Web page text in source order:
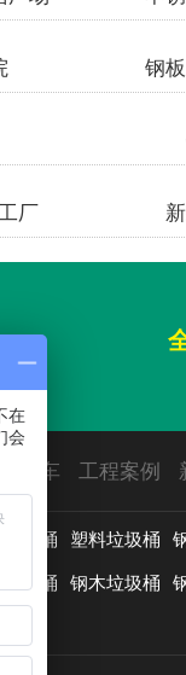
厂
保洁车 工程案例
垃圾桶 塑料垃圾桶
垃圾桶 钢木垃圾桶
在
会